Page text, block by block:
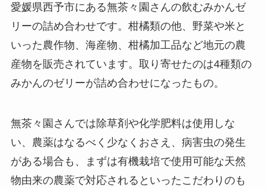
愛媛県西予市にある無茶々園さんの飲むみかんゼ
リーの詰め合わせです。柑橘類の他、野菜や米と
いった農作物、海産物、柑橘加工品など地元の農
産物を販売されています。取り寄せたのは4種類の
みかんのゼリーが詰め合わせになったもの。
無茶々園さんでは除草剤や化学肥料は使用しな
い、農薬はなるべく少なくおさえ、病害虫の発生
がある場合も、まずは有機栽培で使用可能な天然
物由来の農薬で対応されるといったこだわりのも